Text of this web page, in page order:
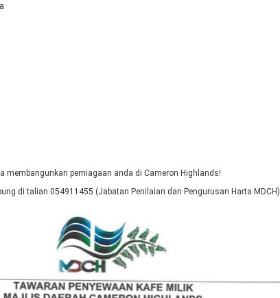
membangunkan perniagaan anda di Cameron Highlands!
di talian 054911455 (Jabatan Penilaian dan Pengurusan Harta MDCH)